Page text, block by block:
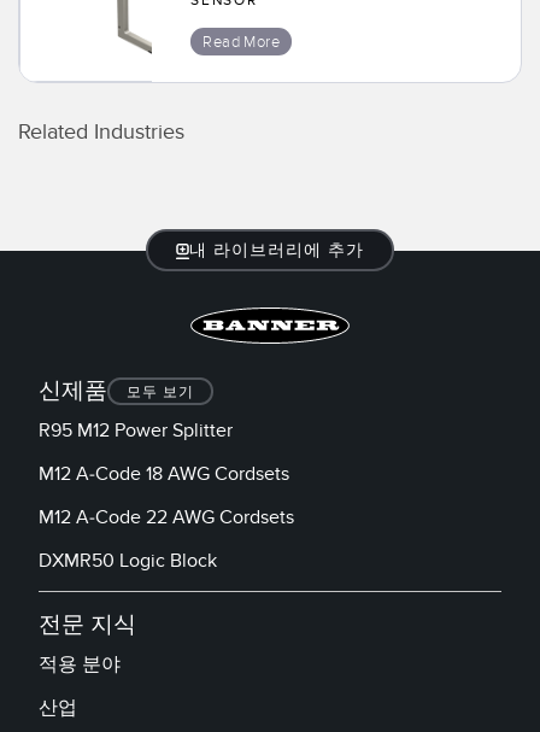
Read More
Related Industries
내 라이브러리에 추가
신제품 모두 보기
R95 M12 Power Splitter
M12 A-Code 18 AWG Cordsets
M12 A-Code 22 AWG Cordsets
DXMR50 Logic Block
전문 지식
적용 분야
산업